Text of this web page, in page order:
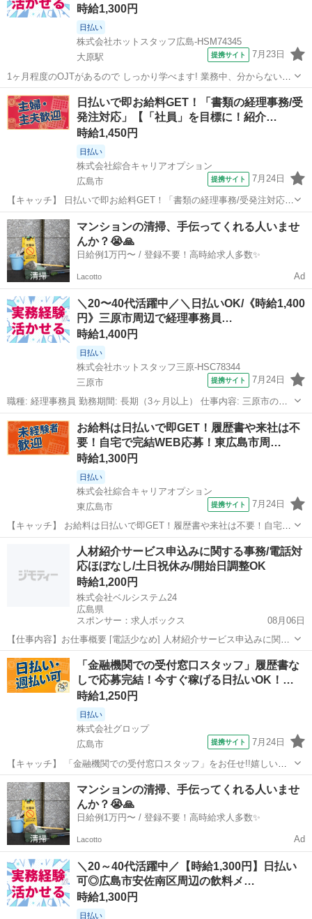
時給1,300円
日払い
株式会社ホットスタッフ広島-HSM74345
大原駅
提携サイト 7月23日
1ヶ月程度のOJTがあるので しっかり学べます! 業務中、分からないこ
とがあっても すぐに確認できる環境なので 安心して働けますよ♪
================ ＼作業内容のご紹介♪/ ===============...
広島 大原駅 一般事務
日払いで即お給料GET！「書類の経理事務/受
発注対応」【「社員」を目標に！紹介…
時給1,450円
日払い
株式会社綜合キャリアオプション
広島市
提携サイト 7月24日
【キャッチ】 日払いで即お給料GET！「書類の経理事務/受発注対応」
【「社員」を目標に！紹介予定派遣！】経験者カンゲイ！女性も活躍
中×優しい職場☆高時給1450円！ 【コメント】 ＼大手人材派遣会社で
働きませんか♪／ 「...
広島 広島市
マンションの清掃、手伝ってくれる人いませ
んか？😭🙏
日給例1万円〜 / 登録不要！高時給求人多数✨
Lacotto Ad
＼20〜40代活躍中／＼日払いOK/《時給1,400
円》三原市周辺で経理事務員…
時給1,400円
日払い
株式会社ホットスタッフ三原-HSC78344
三原市
提携サイト 7月24日
職種: 経理事務員 勤務期間: 長期（3ヶ月以上） 仕事内容: 三原市のゴ
ルフ場での 経理事務業務をお任せします! ≪ 仕事内容について ≫ (1)
経理業務 請求書のチェックや 給与計算などをします。 社内のお金の
出入...
広島 三原市 経理
お給料は日払いで即GET！履歴書や来社は不
要！自宅で完結WEB応募！東広島市周…
時給1,300円
日払い
株式会社綜合キャリアオプション
東広島市
提携サイト 7月24日
【キャッチ】 お給料は日払いで即GET！履歴書や来社は不要！自宅で
完結WEB応募！東広島市周辺！ 【コメント】 弊社なら事前の職場見
学が多数！お仕事安心スタート★★ 「派遣では働いたことが無くて気
になる・・・」 「スキル...
東広島市 一般事務
人材紹介サービス申込みに関する事務/電話対
応ほぼなし/土日祝休み/開始日調整OK
時給1,200円
株式会社ベルシステム24
広島県
スポンサー：求人ボックス
08月06日
【仕事内容】お仕事概要 [電話少なめ] 人材紹介サービス申込みに関す
る事務 職種 事務 仕事内容 法人向け人材紹介サービスの申込に関する
事務です。申込書チェックや社内システム登録を中心にメール作成・
Excel入力を行います。事務9...
アルバイト・パート / 契約社員
「金融機関での受付窓口スタッフ」履歴書な
しで応募完結！今すぐ稼げる日払いOK！…
時給1,250円
日払い
株式会社グロップ
広島市
提携サイト 7月24日
【キャッチ】 「金融機関での受付窓口スタッフ」をお任せ!!嬉しい日
払い制度あり◎未経験スタッフ活躍中★＜広島市東区＞経験を活かし
て働ける♪残業ナシ◎【土日祝休み／車通勤OK！／無料駐車場あり】
【コメント】 ＊＊充実したお...
広島 広島市
マンションの清掃、手伝ってくれる人いませ
んか？😭🙏
日給例1万円〜 / 登録不要！高時給求人多数✨
Lacotto Ad
＼20～40代活躍中／【時給1,300円】日払い
可◎広島市安佐南区周辺の飲料メ…
時給1,300円
日払い